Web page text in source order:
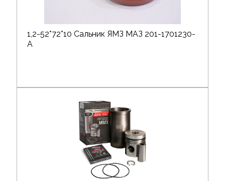
1,2-52*72*10 Сальник ЯМЗ МАЗ 201-1701230-
А